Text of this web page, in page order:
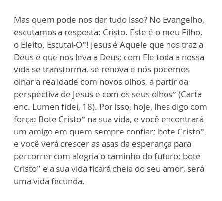
Mas quem pode nos dar tudo isso? No Evangelho,
escutamos a resposta: Cristo. Este é o meu Filho,
o Eleito. Escutai-O”! Jesus é Aquele que nos traz a
Deus e que nos leva a Deus; com Ele toda a nossa
vida se transforma, se renova e nós podemos
olhar a realidade com novos olhos, a partir da
perspectiva de Jesus e com os seus olhos” (Carta
enc. Lumen fidei, 18). Por isso, hoje, lhes digo com
força: Bote Cristo” na sua vida, e você encontrará
um amigo em quem sempre confiar; bote Cristo”,
e você verá crescer as asas da esperança para
percorrer com alegria o caminho do futuro; bote
Cristo” e a sua vida ficará cheia do seu amor, será
uma vida fecunda.